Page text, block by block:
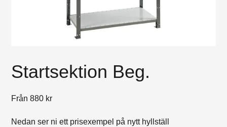
Startsektion Beg.
Från880 kr
Nedan ser ni ett prisexempel på nytt hyllställ